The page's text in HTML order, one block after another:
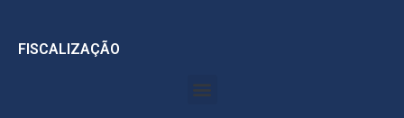
FISCALIZAÇÃO